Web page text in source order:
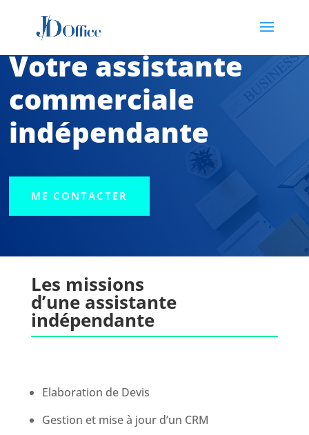
Votre assistante
commerciale
indépendante
ME CONTACTER
Les missions
d’une assistante
indépendante
Elaboration de Devis
Gestion et mise à jour d’un CRM